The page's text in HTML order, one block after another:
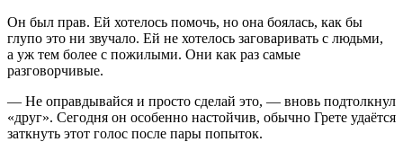
Он был прав. Ей хотелось помочь, но она боялась, как бы
глупо это ни звучало. Ей не хотелось заговаривать с людьми,
а уж тем более с пожилыми. Они как раз самые
разговорчивые.
— Не оправдывайся и просто сделай это, — вновь подтолкнул
«друг». Сегодня он особенно настойчив, обычно Грете удаётся
заткнуть этот голос после пары попыток.